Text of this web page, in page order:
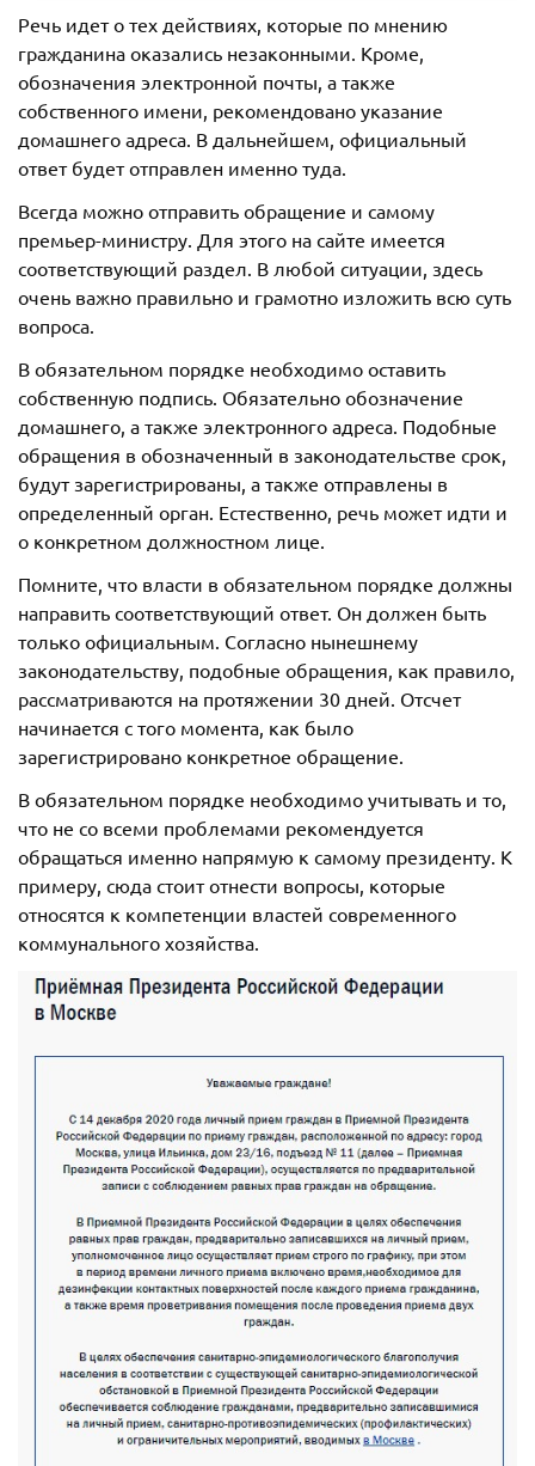
Речь идет о тех действиях, которые по мнению
гражданина оказались незаконными. Кроме,
обозначения электронной почты, а также
собственного имени, рекомендовано указание
домашнего адреса. В дальнейшем, официальный
ответ будет отправлен именно туда.
Всегда можно отправить обращение и самому
премьер-министру. Для этого на сайте имеется
соответствующий раздел. В любой ситуации, здесь
очень важно правильно и грамотно изложить всю суть
вопроса.
В обязательном порядке необходимо оставить
собственную подпись. Обязательно обозначение
домашнего, а также электронного адреса. Подобные
обращения в обозначенный в законодательстве срок,
будут зарегистрированы, а также отправлены в
определенный орган. Естественно, речь может идти и
о конкретном должностном лице.
Помните, что власти в обязательном порядке должны
направить соответствующий ответ. Он должен быть
только официальным. Согласно нынешнему
законодательству, подобные обращения, как правило,
рассматриваются на протяжении 30 дней. Отсчет
начинается с того момента, как было
зарегистрировано конкретное обращение.
В обязательном порядке необходимо учитывать и то,
что не со всеми проблемами рекомендуется
обращаться именно напрямую к самому президенту. К
примеру, сюда стоит отнести вопросы, которые
относятся к компетенции властей современного
коммунального хозяйства.